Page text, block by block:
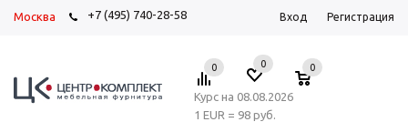
Москва +7 (495) 740-28-58 Вход Регистрация
0 0 0
Курс на 08.08.2026
1 EUR = 98 руб.